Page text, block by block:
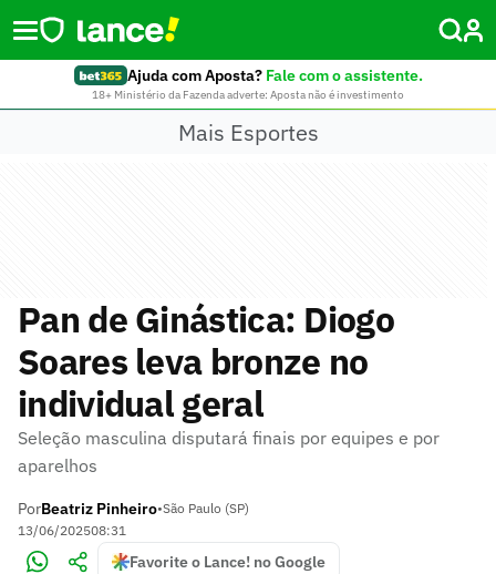
Ajuda com Aposta? Fale com o assistente.
18+ Ministério da Fazenda adverte: Aposta não é investimento
Mais Esportes
Pan de Ginástica: Diogo
Soares leva bronze no
individual geral
Seleção masculina disputará finais por equipes e por
aparelhos
PorBeatriz Pinheiro•São Paulo (SP)
13/06/202508:31
Favorite o Lance! no Google